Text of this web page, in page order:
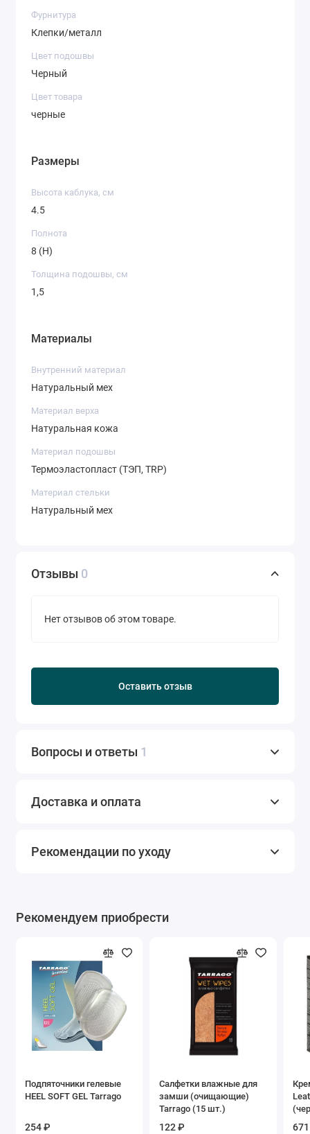
Фурнитура
Клепки/металл
Цвет подошвы
Черный
Цвет товара
черные
Размеры
Высота каблука, см
4.5
Полнота
8 (H)
Толщина подошвы, см
1,5
Материалы
Внутренний материал
Натуральный мех
Материал верха
Натуральная кожа
Материал подошвы
Термоэластопласт (ТЭП, TRP)
Материал стельки
Натуральный мех
Отзывы 0
Нет отзывов об этом товаре.
Оставить отзыв
Вопросы и ответы 1
Доставка и оплата
Рекомендации по уходу
Рекомендуем приобрести
Подпяточники гелевые
HEEL SOFT GEL Tarrago
254 ₽
Салфетки влажные для
замши (очищающие)
Tarrago (15 шт.)
122 ₽